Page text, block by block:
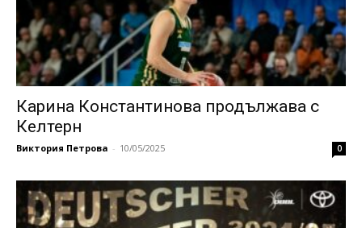
Карина Константинова продължава с
Келтерн
Виктория Петрова - 10/05/2025 0